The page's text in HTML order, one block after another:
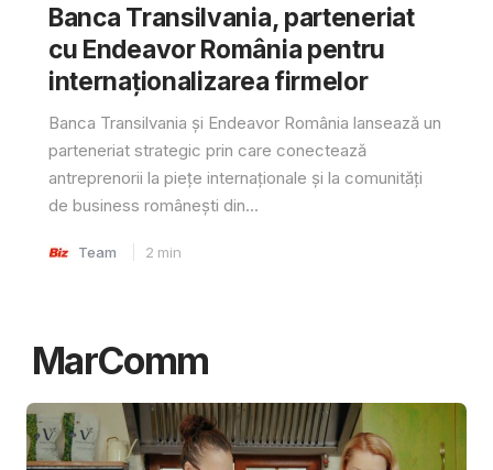
Banca Transilvania, parteneriat
cu Endeavor România pentru
internaționalizarea firmelor
Banca Transilvania și Endeavor România lansează un
parteneriat strategic prin care conectează
antreprenorii la piețe internaționale și la comunități
de business românești din...
Team 2 min
MarComm